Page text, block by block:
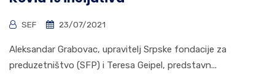
SEF 23/07/2021
Aleksandar Grabovac, upravitelj Srpske fondacije za
preduzetništvo (SFP) i Teresa Geipel, predstavn...